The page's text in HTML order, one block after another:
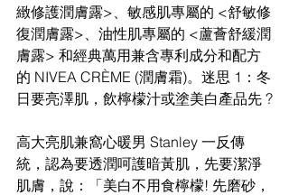
緻修護潤膚露>、敏感肌專屬的 <舒敏修
復潤膚露>、油性肌專屬的 <蘆薈舒緩潤
膚露> 和經典萬用兼含專利成分和配方
的 NIVEA CRÈME (潤膚霜)。迷思 1：冬
日要亮澤肌，飲檸檬汁或塗美白產品先 ?
高大亮肌兼窩心暖男 Stanley 一反傳
統，認為要透潤呵護暗黃肌，先要潔淨
肌膚，說：「美白不用食檸檬! 先磨砂，